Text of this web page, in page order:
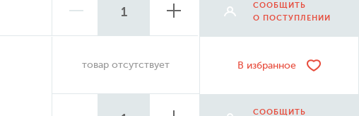
СООБЩИТЬ
О ПОСТУПЛЕНИИ
товар отсутствует В избранное
СООБЩИТЬ